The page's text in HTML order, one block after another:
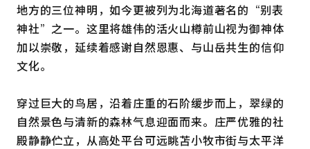
地方的三位神明，如今更被列为北海道著名的“别表
神社”之一。这里将雄伟的活火山樽前山视为御神体
加以崇敬，延续着感谢自然恩惠、与山岳共生的信仰
文化。
穿过巨大的鸟居，沿着庄重的石阶缓步而上，翠绿的
自然景色与清新的森林气息迎面而来。庄严优雅的社
殿静静伫立，从高处平台可远眺苫小牧市街与太平洋